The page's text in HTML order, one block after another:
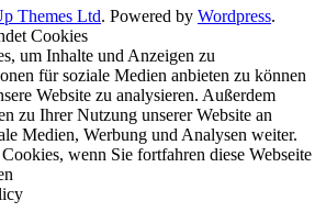
Themes Ltd. Powered by Wordpress.
Cookies
um Inhalte und Anzeigen zu
für soziale Medien anbieten zu können
Website zu analysieren. Außerdem
zu Ihrer Nutzung unserer Website an
Medien, Werbung und Analysen weiter.
wenn Sie fortfahren diese Webseite